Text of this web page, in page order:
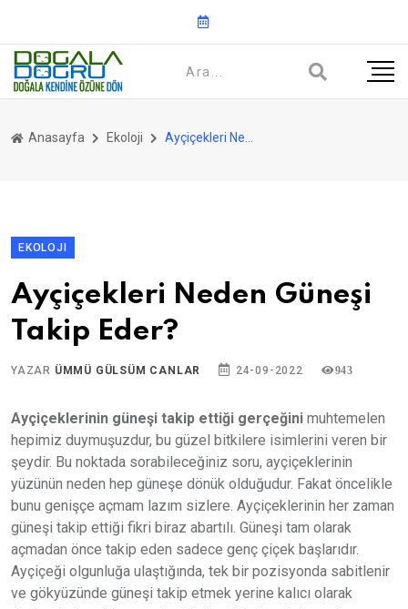
Anasayfa Ekoloji
EKOLOJI
Ayçiçekleri Neden Güneşi
Takip Eder?
YAZAR ÜMMÜ GÜLSÜM CANLAR 24-09-2022 943
Ayçiçeklerinin güneşi takip ettiği gerçeğini muhtemelen
hepimiz duymuşuzdur, bu güzel bitkilere isimlerini veren bir
şeydir. Bu noktada sorabileceğiniz soru, ayçiçeklerinin
yüzünün neden hep güneşe dönük olduğudur. Fakat öncelikle
bunu genişçe açmam lazım sizlere. Ayçiçeklerinin her zaman
güneşi takip ettiği fikri biraz abartılı. Güneşi tam olarak
açmadan önce takip eden sadece genç çiçek başlarıdır.
Ayçiçeği olgunluğa ulaştığında, tek bir pozisyonda sabitlenir
ve gökyüzünde güneşi takip etmek yerine kalıcı olarak